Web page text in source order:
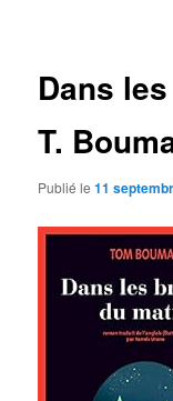
Dans
T.
Publié le11